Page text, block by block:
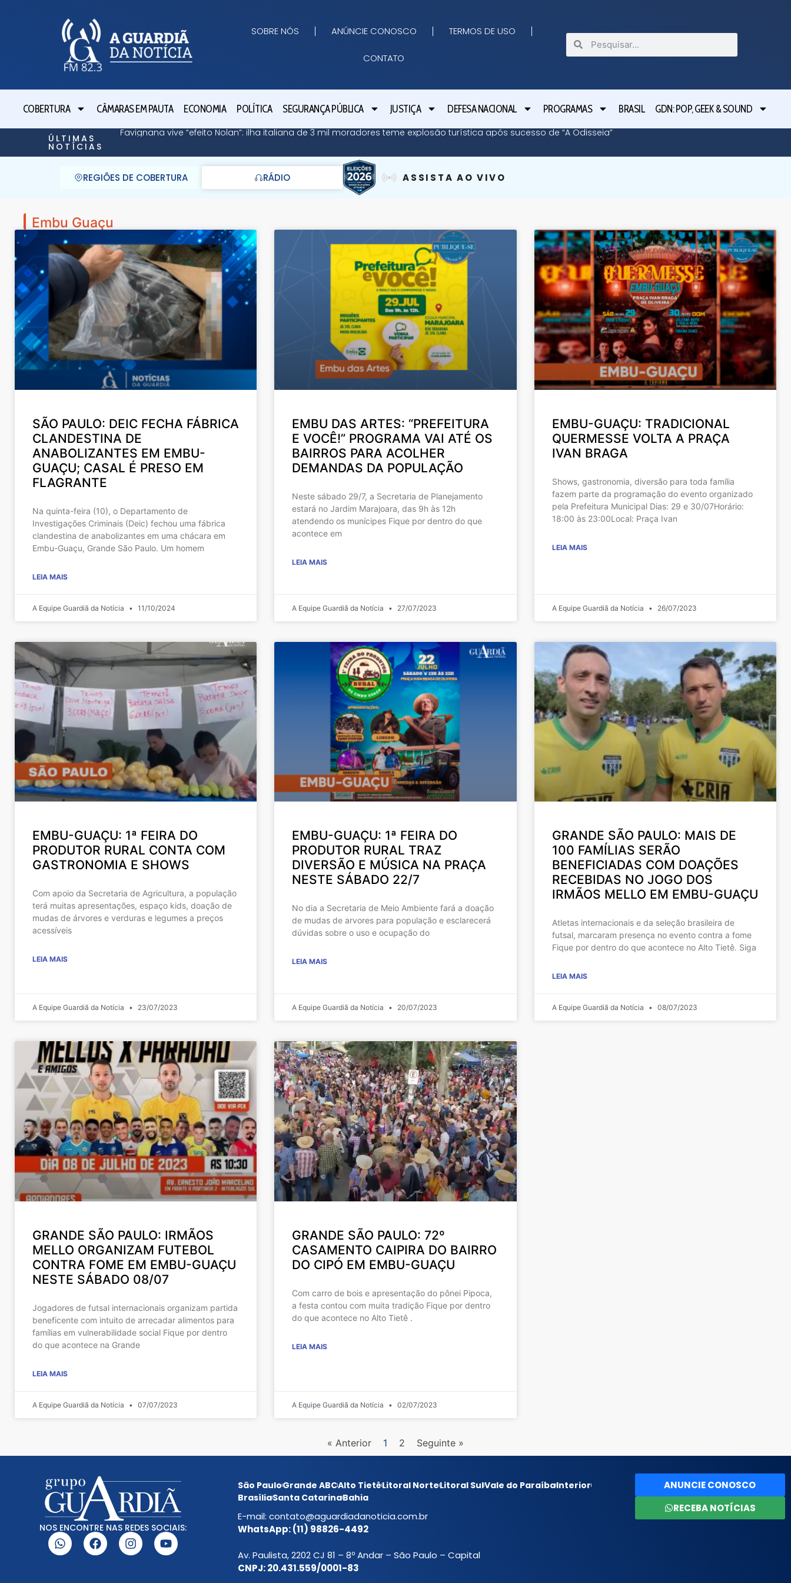
SOBRE NÓS ANÚNCIE CONOSCO TERMOS DE USO
CONTATO
COBERTURA CÂMARAS EM PAUTA ECONOMIA POLÍTICA SEGURANÇA PÚBLICA JUSTIÇA DEFESA NACIONAL PROGRAMAS BRASIL GDN: POP, GEEK & SOUND
ÚLTIMAS
NOTÍCIAS
Favignana vive “efeito Nolan”: ilha italiana de 3 mil moradores teme explosão turística após sucesso de “A Odisseia” Lula
REGIÕES DE COBERTURA RÁDIO ASSISTA AO VIVO
Embu Guaçu
SÃO PAULO: DEIC FECHA FÁBRICA
CLANDESTINA DE
ANABOLIZANTES EM EMBU-
GUAÇU; CASAL É PRESO EM
FLAGRANTE
Na quinta-feira (10), o Departamento de
Investigações Criminais (Deic) fechou uma fábrica
clandestina de anabolizantes em uma chácara em
Embu-Guaçu, Grande São Paulo. Um homem
LEIA MAIS
A Equipe Guardiã da Notícia 11/10/2024
EMBU DAS ARTES: “PREFEITURA
E VOCÊ!” PROGRAMA VAI ATÉ OS
BAIRROS PARA ACOLHER
DEMANDAS DA POPULAÇÃO
Neste sábado 29/7, a Secretaria de Planejamento
estará no Jardim Marajoara, das 9h às 12h
atendendo os munícipes Fique por dentro do que
acontece em
LEIA MAIS
A Equipe Guardiã da Notícia 27/07/2023
EMBU-GUAÇU: TRADICIONAL
QUERMESSE VOLTA A PRAÇA
IVAN BRAGA
Shows, gastronomia, diversão para toda família
fazem parte da programação do evento organizado
pela Prefeitura Municipal Dias: 29 e 30/07Horário:
18:00 às 23:00Local: Praça Ivan
LEIA MAIS
A Equipe Guardiã da Notícia 26/07/2023
EMBU-GUAÇU: 1ª FEIRA DO
PRODUTOR RURAL CONTA COM
GASTRONOMIA E SHOWS
Com apoio da Secretaria de Agricultura, a população
terá muitas apresentações, espaço kids, doação de
mudas de árvores e verduras e legumes a preços
acessíveis
LEIA MAIS
A Equipe Guardiã da Notícia 23/07/2023
EMBU-GUAÇU: 1ª FEIRA DO
PRODUTOR RURAL TRAZ
DIVERSÃO E MÚSICA NA PRAÇA
NESTE SÁBADO 22/7
No dia a Secretaria de Meio Ambiente fará a doação
de mudas de arvores para população e esclarecerá
dúvidas sobre o uso e ocupação do
LEIA MAIS
A Equipe Guardiã da Notícia 20/07/2023
GRANDE SÃO PAULO: MAIS DE
100 FAMÍLIAS SERÃO
BENEFICIADAS COM DOAÇÕES
RECEBIDAS NO JOGO DOS
IRMÃOS MELLO EM EMBU-GUAÇU
Atletas internacionais e da seleção brasileira de
futsal, marcaram presença no evento contra a fome
Fique por dentro do que acontece no Alto Tietê. Siga
LEIA MAIS
A Equipe Guardiã da Notícia 08/07/2023
GRANDE SÃO PAULO: IRMÃOS
MELLO ORGANIZAM FUTEBOL
CONTRA FOME EM EMBU-GUAÇU
NESTE SÁBADO 08/07
Jogadores de futsal internacionais organizam partida
beneficente com intuito de arrecadar alimentos para
famílias em vulnerabilidade social Fique por dentro
do que acontece na Grande
LEIA MAIS
A Equipe Guardiã da Notícia 07/07/2023
GRANDE SÃO PAULO: 72º
CASAMENTO CAIPIRA DO BAIRRO
DO CIPÓ EM EMBU-GUAÇU
Com carro de bois e apresentação do pônei Pipoca,
a festa contou com muita tradição Fique por dentro
do que acontece no Alto Tietê .
LEIA MAIS
A Equipe Guardiã da Notícia 02/07/2023
« Anterior 1 2 Seguinte »
NOS ENCONTRE NAS REDES SOCIAIS:
São PauloGrande ABCAlto TietêLitoral NorteLitoral SulVale do ParaíbaInterior
BrasíliaSanta CatarinaBahia
E-mail: contato@aguardiadanoticia.com.br
WhatsApp: (11) 98826-4492
Av. Paulista, 2202 CJ 81 – 8º Andar – São Paulo – Capital
CNPJ: 20.431.559/0001-83
ANUNCIE CONOSCO
RECEBA NOTÍCIAS